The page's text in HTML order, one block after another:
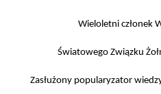
Wieloletni członek
Światowego Związku
Zasłużony popularyzator